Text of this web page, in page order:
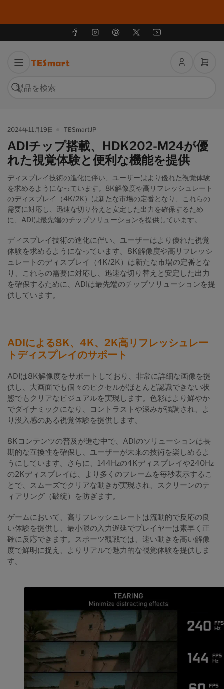
フェイスブック インスタグラム ピンタレスト X ユーチューブ
ロ
ミ
検
索
検
2024年11月19日 TESmartJP
ADIチップ搭載、HDK202-M24が優
れた視覚体験と便利な機能を提供
ディスプレイ技術の進化に伴い、ユーザーはより優れた視覚体験
を求めるようになっています。8K解像度や高リフレッシュレート
のディスプレイ（4K/2K）は新たな市場の定番となり、これらの
需要に対応し、迅速な切り替えと安定した出力を確保するため
に、ADIは最先端のチップソリューションを提供しています。
ディスプレイ技術の進化に伴い、ユーザーはより優れた視覚
体験を求めるようになっています。8K解像度や高リフレッシ
ュレートのディスプレイ（4K/2K）は新たな市場の定番とな
り、これらの需要に対応し、迅速な切り替えと安定した出力
を確保するために、ADIは最先端のチップソリューションを提
供しています。
ADIによる8K、4K、2K高リフレッシュレー
トディスプレイのサポート
ADIは8K解像度をサポートしており、非常に詳細な画像を提
供し、大画面でも個々のピクセルがほとんど認識できない状
態でもクリアなビジュアルを実現します。色彩はより鮮やか
でダイナミックになり、コントラストや深みが強調され、よ
り没入感のある視覚体験を提供します。
8Kコンテンツの普及が進む中で、ADIのソリューションは長
期的な互換性を確保し、ユーザーが未来の技術を楽しめるよ
うにしています。さらに、144Hzの4Kディスプレイや240Hz
の2Kディスプレイは、より多くのフレームを毎秒表示するこ
とで、スムーズでクリアな動きが実現され、スクリーンのテ
ィアリング（破綻）を防ぎます。
ゲームにおいて、高リフレッシュレートは流動的で反応の良
い体験を提供し、最小限の入力遅延でプレイヤーは素早く正
確に反応できます。スポーツ観戦では、速い動きを高い解像
度で鮮明に捉え、よりリアルで魅力的な視覚体験を提供しま
す。